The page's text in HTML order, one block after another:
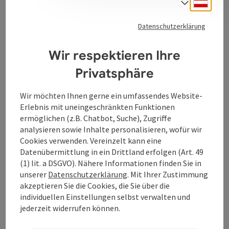
Veranstaltungstermin/e
Preise
Eignung
Barrierefreiheit
Datenschutzerklärung
Wir respektieren Ihre
Privatsphäre
Wir möchten Ihnen gerne ein umfassendes Website-
Erlebnis mit uneingeschränkten Funktionen
ermöglichen (z.B. Chatbot, Suche), Zugriffe
analysieren sowie Inhalte personalisieren, wofür wir
Cookies verwenden. Vereinzelt kann eine
Datenübermittlung in ein Drittland erfolgen (Art. 49
(1) lit. a DSGVO). Nähere Informationen finden Sie in
unserer Datenschutzerklärung. Mit Ihrer Zustimmung
akzeptieren Sie die Cookies, die Sie über die
individuellen Einstellungen selbst verwalten und
jederzeit widerrufen können.